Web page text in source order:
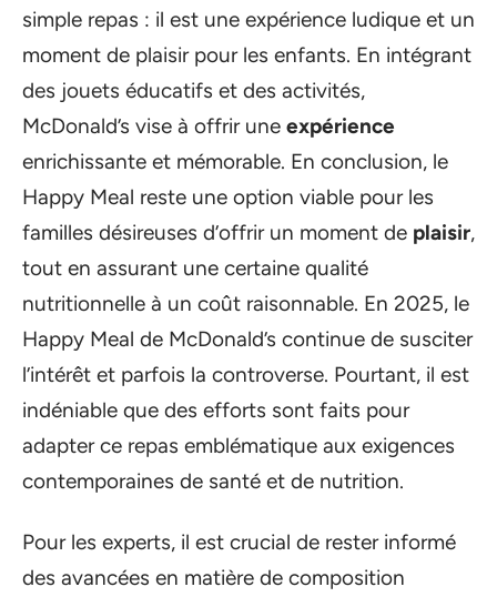
simple repas : il est une expérience ludique et un
moment de plaisir pour les enfants. En intégrant
des jouets éducatifs et des activités,
McDonald’s vise à offrir une expérience
enrichissante et mémorable. En conclusion, le
Happy Meal reste une option viable pour les
familles désireuses d’offrir un moment de plaisir,
tout en assurant une certaine qualité
nutritionnelle à un coût raisonnable. En 2025, le
Happy Meal de McDonald’s continue de susciter
l’intérêt et parfois la controverse. Pourtant, il est
indéniable que des efforts sont faits pour
adapter ce repas emblématique aux exigences
contemporaines de santé et de nutrition.
Pour les experts, il est crucial de rester informé
des avancées en matière de composition